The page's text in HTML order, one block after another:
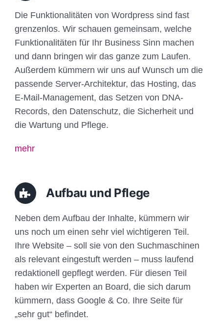
Die Funktionalitäten von Wordpress sind fast
grenzenlos. Wir schauen gemeinsam, welche
Funktionalitäten für Ihr Business Sinn machen
und dann bringen wir das ganze zum Laufen.
Außerdem kümmern wir uns auf Wunsch um die
passende Server-Architektur, das Hosting, das
E-Mail-Management, das Setzen von DNA-
Records, den Datenschutz, die Sicherheit und
die Wartung und Pflege.
mehr
Aufbau und Pflege
Neben dem Aufbau der Inhalte, kümmern wir
uns noch um einen sehr viel wichtigeren Teil.
Ihre Website – soll sie von den Suchmaschinen
als relevant eingestuft werden – muss laufend
redaktionell gepflegt werden. Für diesen Teil
haben wir Experten an Board, die sich darum
kümmern, dass Google & Co. Ihre Seite für
„sehr gut“ befindet.